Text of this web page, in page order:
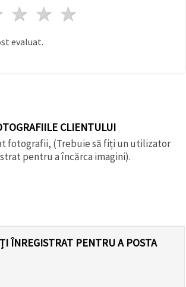
4 stele
3 stele
2 stele
evaluat.
CLIENTULUI
fotografii, (Trebuie să fiți un utilizator
pentru a încărca imagini).
ÎNREGISTRAT PENTRU A POSTA